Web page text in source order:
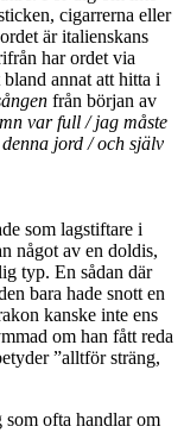
cigarrerna eller
är italienskans
har ordet via
annat att hitta i
från början av
var full / jag måste
jord / och själv
som lagstiftare i
något av en doldis,
typ. En sådan där
bara hade snott en
kanske inte ens
om han fått reda
”alltför sträng,
som ofta handlar om